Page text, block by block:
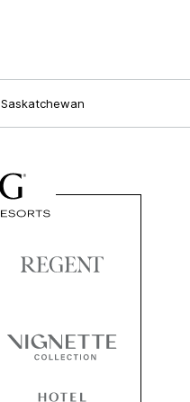
Saskatchewan